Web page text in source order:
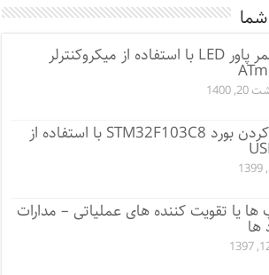
مدار دیمر پاور LED با استفاده از میکروکنترلر
1400
پروگرم کردن بورد STM32F103C8 با استفاده از
یا تقویت کننده های عملیاتی – مدارات
ها